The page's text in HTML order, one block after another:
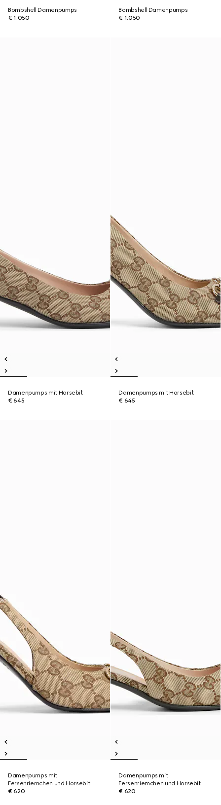
Bombshell Damenpumps
€ 1.050
Bombshell Damenpumps
€ 1.050
Damenpumps mit Horsebit
€ 645
Damenpumps mit Horsebit
€ 645
Damenpumps mit
Fersenriemchen und Horsebit
€ 620
Damenpumps mit
Fersenriemchen und Horsebit
€ 620